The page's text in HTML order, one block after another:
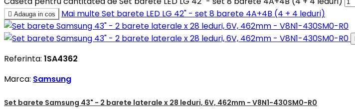
 Adauga in cos Mai multeSet barete LED LG 42" - set 8 barete 4A+4B (4 + 4 leduri)
Referinta: 1SA4362
Marca: Samsung
Set barete Samsung 43" - 2 barete laterale x 28 leduri, 6V, 462mm - V8N1-430SM0-R0